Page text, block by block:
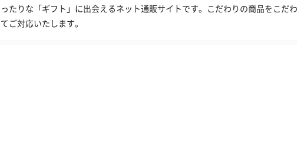
ったりな「ギフト」に出会えるネット通販サイトです。こだわりの商品をこだ
てご対応いたします。